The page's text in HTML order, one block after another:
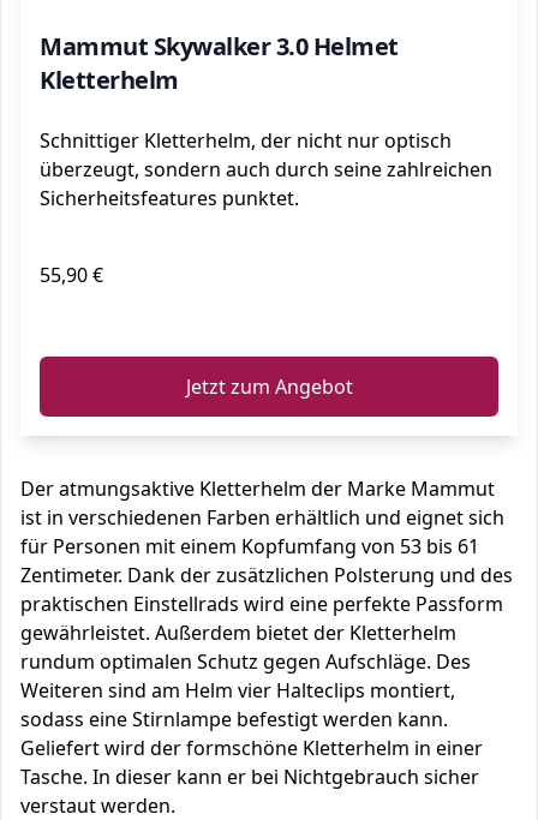
Mammut Skywalker 3.0 Helmet
Kletterhelm
Schnittiger Kletterhelm, der nicht nur optisch
überzeugt, sondern auch durch seine zahlreichen
Sicherheitsfeatures punktet.
55,90 €
Jetzt zum Angebot
Der atmungsaktive Kletterhelm der Marke Mammut
ist in verschiedenen Farben erhältlich und eignet sich
für Personen mit einem Kopfumfang von 53 bis 61
Zentimeter. Dank der zusätzlichen Polsterung und des
praktischen Einstellrads wird eine perfekte Passform
gewährleistet. Außerdem bietet der Kletterhelm
rundum optimalen Schutz gegen Aufschläge. Des
Weiteren sind am Helm vier Halteclips montiert,
sodass eine Stirnlampe befestigt werden kann.
Geliefert wird der formschöne Kletterhelm in einer
Tasche. In dieser kann er bei Nichtgebrauch sicher
verstaut werden.